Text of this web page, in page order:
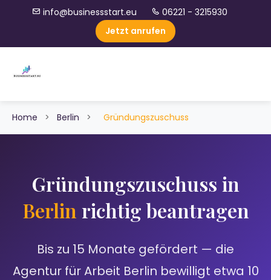
info@businessstart.eu
06221 - 3215930
Jetzt anrufen
Home > Berlin > Gründungszuschuss
Gründungszuschuss in
Berlin richtig beantragen
Bis zu 15 Monate gefördert — die
Agentur für Arbeit Berlin bewilligt etwa 10